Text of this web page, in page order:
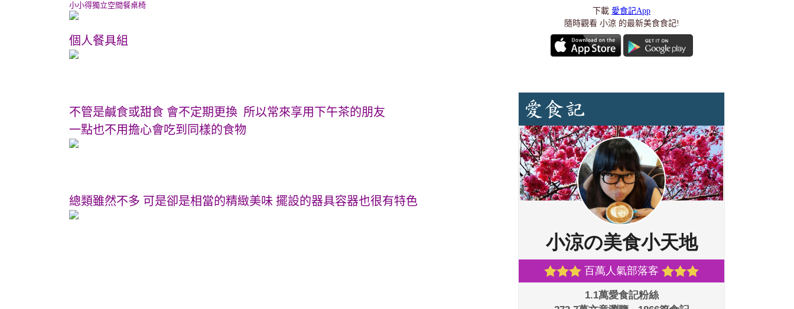
小小得獨立空間餐桌椅
個人餐具組
不管是鹹食或甜食 會不定期更換 所以常來享用下午茶的朋友
一點也不用擔心會吃到同樣的食物
總類雖然不多 可是卻是相當的精緻美味 擺設的器具容器也很有特色
下載 愛食記App
隨時觀看 小涼 的最新美食食記!